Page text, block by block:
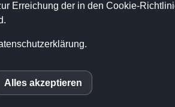
mit
Geld
Erreichung der in den Cookie-
Alles akzeptieren